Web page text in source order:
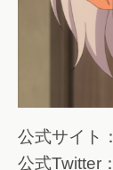
公式サイト：
公式Twitter：